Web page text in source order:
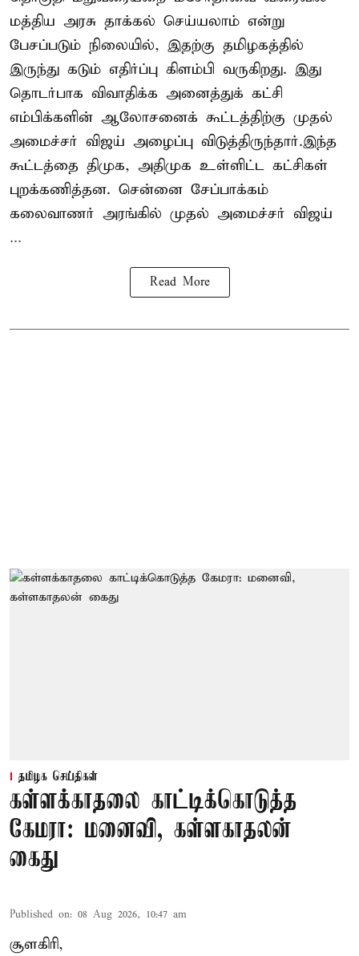
மத்திய அரசு தாக்கல் செய்யலாம் என்று
பேசப்படும் நிலையில், இதற்கு தமிழகத்தில்
இருந்து கடும் எதிர்ப்பு கிளம்பி வருகிறது. இது
தொடர்பாக விவாதிக்க அனைத்துக் கட்சி
எம்பிக்களின் ஆலோசனைக் கூட்டத்திற்கு முதல்
அமைச்சர் விஜய் அழைப்பு விடுத்திருந்தார்.இந்த
கூட்டத்தை திமுக, அதிமுக உள்ளிட்ட கட்சிகள்
புறக்கணித்தன. சென்னை சேப்பாக்கம்
கலைவாணர் அரங்கில் முதல் அமைச்சர் விஜய்
...
Read More
தமிழக செய்திகள்
கள்ளக்காதலை காட்டிக்கொடுத்த
கேமரா: மனைவி, கள்ளகாதலன்
கைது
Published on: 08 Aug 2026, 10:47 am
சூளகிரி,